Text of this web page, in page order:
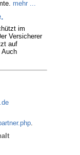
mehr ...
im
Versicherer
auf
Auch
.